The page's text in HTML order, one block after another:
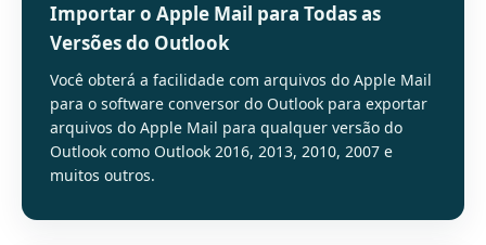
Importar o Apple Mail para Todas as
Versões do Outlook
Você obterá a facilidade com arquivos do Apple Mail
para o software conversor do Outlook para exportar
arquivos do Apple Mail para qualquer versão do
Outlook como Outlook 2016, 2013, 2010, 2007 e
muitos outros.